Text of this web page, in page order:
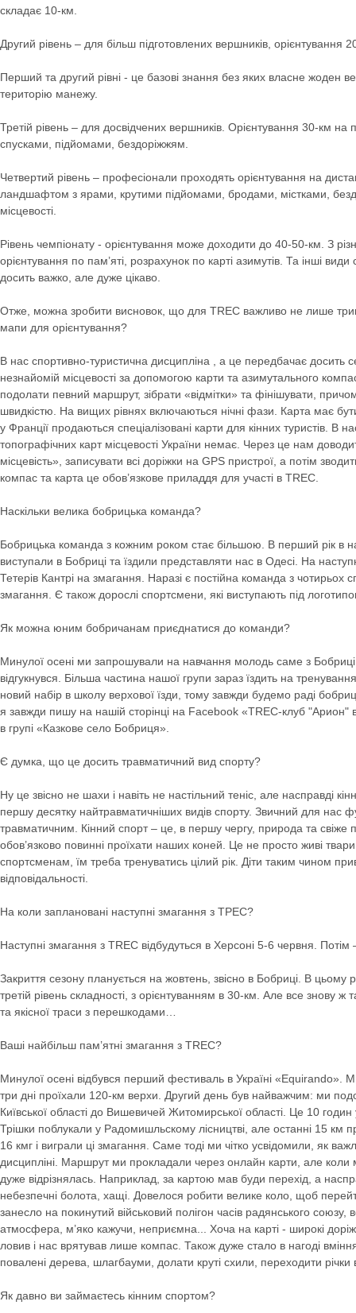
складає 10-км.
Другий рівень – для більш підготовлених вершників, орієнтування
Перший та другий рівні - це базові знання без яких власне жоден
територію манежу.
Третій рівень – для досвідчених вершників. Орієнтування 30-км на
спусками, підйомами, бездоріжжям.
Четвертий рівень – професіонали проходять орієнтування на
ландшафтом з ярами, крутими підйомами, бродами, містками,
місцевості.
Рівень чемпіонату - орієнтування може доходити до 40-50-км. З
орієнтування по пам’яті, розрахунок по карті азимутів. Та інші
досить важко, але дуже цікаво.
Отже, можна зробити висновок, що для TREC важливо не лише
мапи для орієнтування?
В нас спортивно-туристична дисципліна , а це передбачає досить
незнайомій місцевості за допомогою карти та азимутального
подолати певний маршрут, зібрати «відмітки» та фінішувати,
швидкістю. На вищих рівнях включаються нічні фази. Карта має
у Франції продаються спеціалізовані карти для кінних туристів. В
топографічних карт місцевості України немає. Через це нам
місцевість», записувати всі доріжки на GPS пристрої, а потім
компас та карта це обов’язкове приладдя для участі в ТRЕС.
Наскільки велика бобрицька команда?
Бобрицька команда з кожним роком стає більшою. В перший рік в
виступали в Бобриці та їздили представляти нас в Одесі. На
Тетерів Кантрі на змагання. Наразі є постійна команда з чотирьох
змагання. Є також дорослі спортсмени, які виступають під
Як можна юним бобричанам приєднатися до команди?
Минулої осені ми запрошували на навчання молодь саме з
відгукнувся. Більша частина нашої групи зараз їздить на
новий набір в школу верхової їзди, тому завжди будемо раді
я завжди пишу на нашій сторінці на Facebook «TREC-клуб
в групі «Казкове село Бобриця».
Є думка, що це досить травматичний вид спорту?
Ну це звісно не шахи і навіть не настільний теніс, але насправді
першу десятку найтравматичніших видів спорту. Звичний для нас
травматичним. Кінний спорт – це, в першу чергу, природа та свіже
обов’язково повинні проїхати наших коней. Це не просто живі
спортсменам, їм треба тренуватись цілий рік. Діти таким чином
відповідальності.
На коли заплановані наступні змагання з ТРЕС?
Наступні змагання з TREC відбудуться в Херсоні 5-6 червня. Потім
Закриття сезону планується на жовтень, звісно в Бобриці. В
третій рівень складності, з орієнтуванням в 30-км. Але все знову ж
та якісної траси з перешкодами…
Ваші найбільш пам’ятні змагання з TREC?
Минулої осені відбувся перший фестиваль в Україні «Equirando».
три дні проїхали 120-км верхи. Другий день був найважчим: ми
Київської області до Вишевичей Житомирської області. Це 10 годин
Трішки поблукали у Радомишльскому лісництві, але останні 15 км
16 кмг і виграли ці змагання. Саме тоді ми чітко усвідомили, як
дисципліні. Маршрут ми прокладали через онлайн карти, але коли
дуже відрізнялась. Наприклад, за картою мав буди перехід, а
небезпечні болота, хащі. Довелося робити велике коло, щоб
занесло на покинутий військовий полігон часів радянського союзу,
атмосфера, м’яко кажучи, неприємна... Хоча на карті - широкі
ловив і нас врятував лише компас. Також дуже стало в нагоді
повалені дерева, шлагбауми, долати круті схили, переходити річки
Як давно ви займаєтесь кінним спортом?